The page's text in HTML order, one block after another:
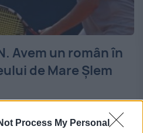
Process My Personal
Avem un român în
de Mare Șlem
Rojer (România /